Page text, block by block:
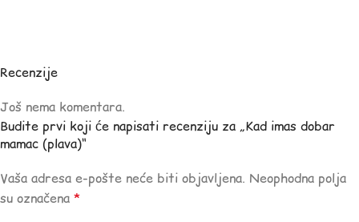
Recenzije
Još nema komentara.
Budite prvi koji će napisati recenziju za „Kad imas dobar
mamac (plava)“
Vaša adresa e-pošte neće biti objavljena. Neophodna polja
su označena *